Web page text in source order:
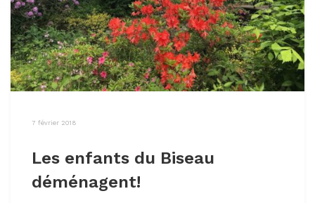
7 février 2018
Les enfants du Biseau
déménagent!